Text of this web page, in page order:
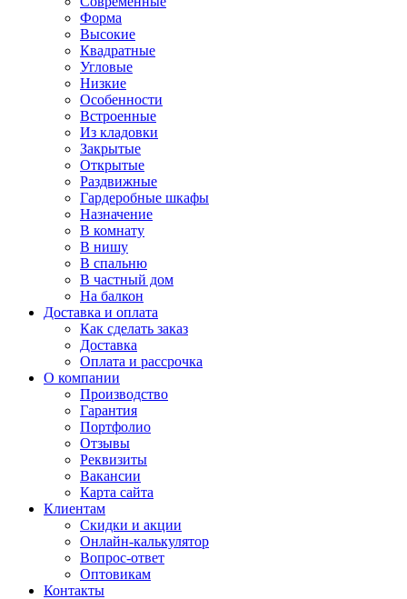
Форма
Высокие
Квадратные
Угловые
Низкие
Особенности
Встроенные
Из кладовки
Закрытые
Открытые
Раздвижные
Гардеробные шкафы
Назначение
В комнату
В нишу
В спальню
В частный дом
На балкон
Доставка и оплата
Как сделать заказ
Доставка
Оплата и рассрочка
О компании
Производство
Гарантия
Портфолио
Отзывы
Реквизиты
Вакансии
Карта сайта
Клиентам
Скидки и акции
Онлайн-калькулятор
Вопрос-ответ
Оптовикам
Контакты